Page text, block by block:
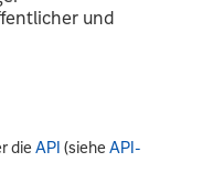
und
dieAPI (sieheAPI-